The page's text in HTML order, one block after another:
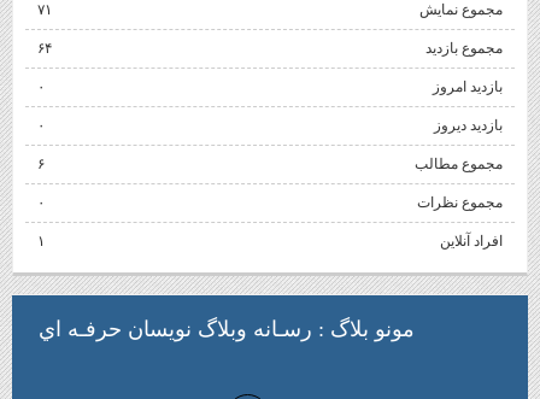
مجموع نمایش‌ ۷۱
مجموع بازدید ۶۴
بازدید امروز ۰
بازدید دیروز ۰
مجموع مطالب ۶
مجموع نظرات ۰
افراد آنلاین ۱
مونو بلاگ : رسـانه وبلاگ نويسان حرفـه اي